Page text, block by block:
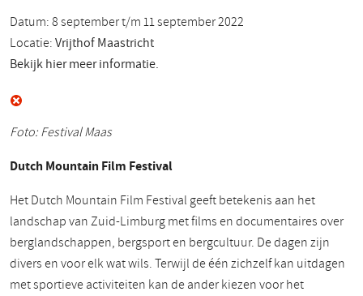
Datum: 8 september t/m 11 september 2022
Locatie:Vrijthof Maastricht
Bekijk hier meer informatie.
Foto: Festival Maas
Dutch Mountain Film Festival
Het Dutch Mountain Film Festival geeft betekenis aan het
landschap van Zuid-Limburg met films en documentaires over
berglandschappen, bergsport en bergcultuur. De dagen zijn
divers en voor elk wat wils. Terwijl de één zichzelf kan uitdagen
met sportieve activiteiten kan de ander kiezen voor het